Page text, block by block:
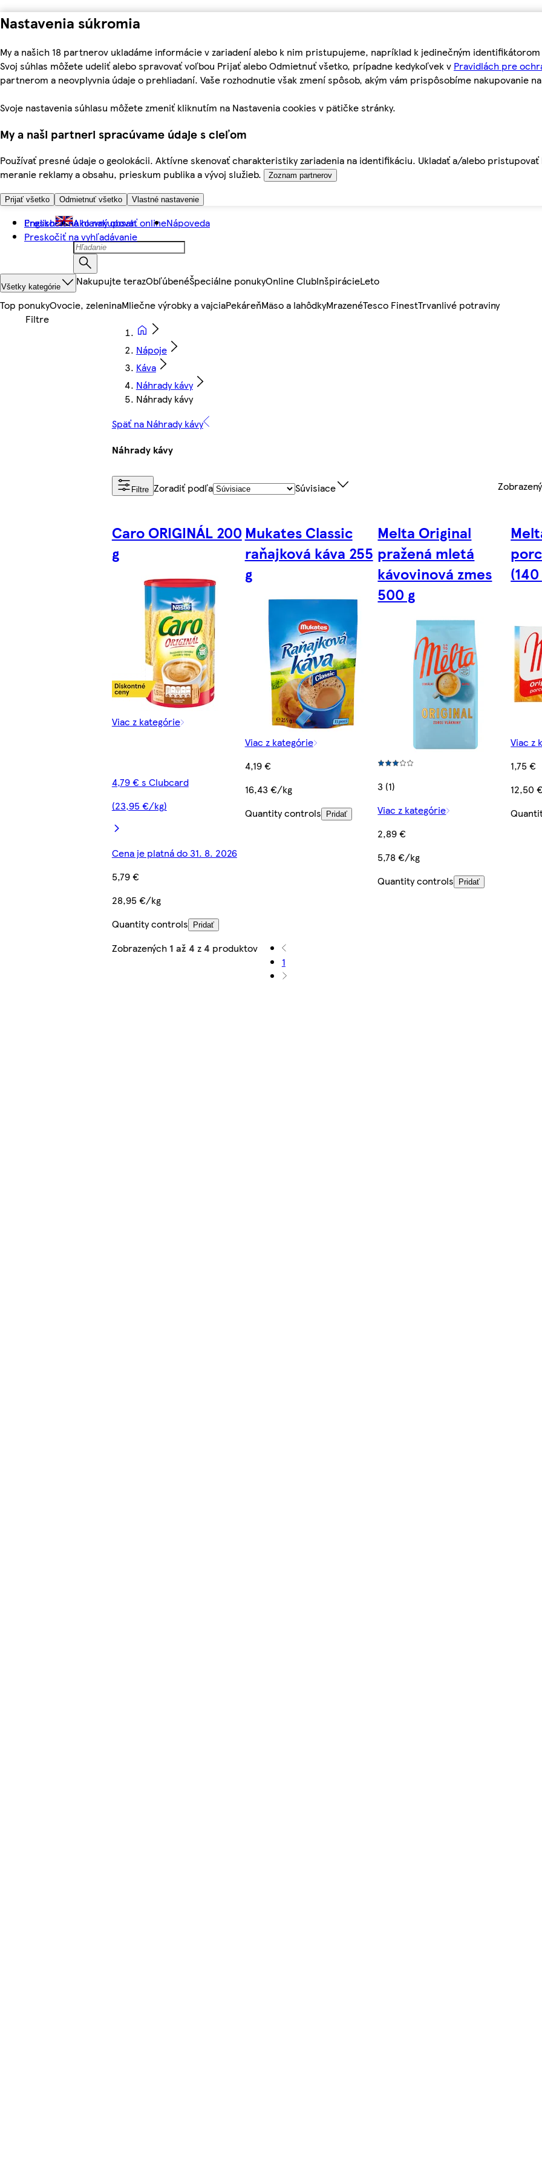
Nastavenia súkromia
My a našich 18 partnerov ukladáme informácie v zariadení alebo k nim pristupujeme, napríklad k jedinečným
Svoj súhlas môžete udeliť alebo spravovať voľbou Prijať alebo Odmietnuť všetko, prípadne kedykoľvek v Pravidlách pre
partnerom a neovplyvnia údaje o prehliadaní. Vaše rozhodnutie však zmení spôsob, akým vám prispôsobíme nakupovanie
Svoje nastavenia súhlasu môžete zmeniť kliknutím na Nastavenia cookies v pätičke stránky.
My a naši partneri spracúvame údaje s cieľom
Používať presné údaje o geolokácii. Aktívne skenovať charakteristiky zariadenia na identifikáciu. Ukladať a/alebo
meranie reklamy a obsahu, prieskum publika a vývoj služieb.
Zoznam partnerov
Prijať všetko Odmietnuť všetko Vlastné nastavenie
Preskočiť na hlavný obsah
Preskočiť na vyhľadávanie
English Ako nakupovať onlineNápoveda
Všetky kategórie Nakupujte terazObľúbenéŠpeciálne ponukyOnline ClubInšpirácieLeto
Top ponukyOvocie, zeleninaMliečne výrobky a vajciaPekáreňMäso a lahôdkyMrazenéTesco FinestTrvanlivé potraviny
Nápoje
Káva
Náhrady kávy
Náhrady kávy
Späť na Náhrady kávy
Náhrady kávy
Filtre Zoradiť podľa Súvisiace
Caro ORIGINÁL 200
g
Viac z kategórie
4,79 € s Clubcard
(23,95 €/kg)
Cena je platná do 31. 8. 2026
5,79 €
28,95 €/kg
Quantity controls
Pridať
Mukates Classic
raňajková káva 255
g
Viac z kategórie
4,19 €
16,43 €/kg
Quantity controls
Pridať
Melta Original
pražená mletá
kávovinová zmes
500 g
3 (1)
Viac z kategórie
2,89 €
5,78 €/kg
Quantity controls
Pridať
(140
Viac z
1,75 €
12,50
Zobrazených 1 až 4 z4 produktov
1